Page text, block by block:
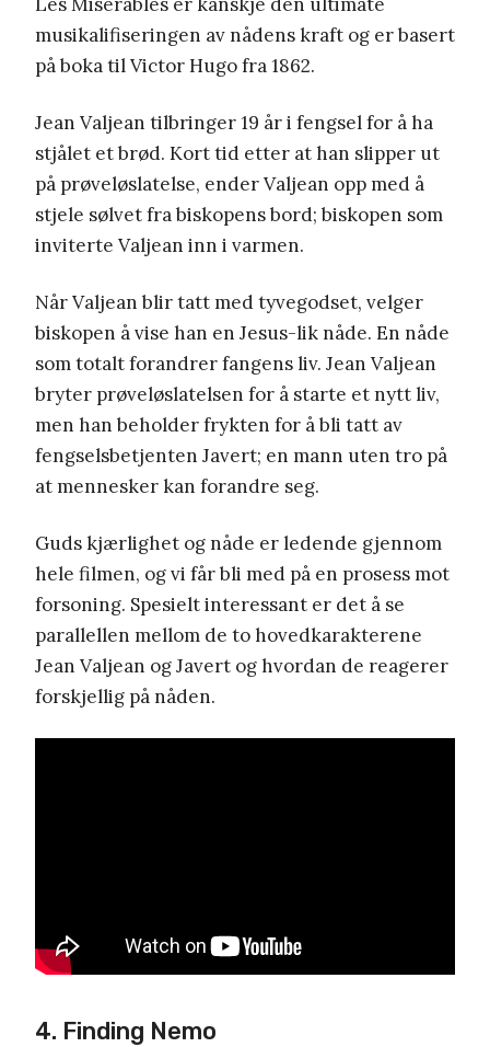
musikalifiseringen av nådens kraft og er basert
på boka til Victor Hugo fra 1862.
Jean Valjean tilbringer 19 år i fengsel for å ha
stjålet et brød. Kort tid etter at han slipper ut
på prøveløslatelse, ender Valjean opp med å
stjele sølvet fra biskopens bord; biskopen som
inviterte Valjean inn i varmen.
Når Valjean blir tatt med tyvegodset, velger
biskopen å vise han en Jesus-lik nåde. En nåde
som totalt forandrer fangens liv. Jean Valjean
bryter prøveløslatelsen for å starte et nytt liv,
men han beholder frykten for å bli tatt av
fengselsbetjenten Javert; en mann uten tro på
at mennesker kan forandre seg.
Guds kjærlighet og nåde er ledende gjennom
hele filmen, og vi får bli med på en prosess mot
forsoning. Spesielt interessant er det å se
parallellen mellom de to hovedkarakterene
Jean Valjean og Javert og hvordan de reagerer
forskjellig på nåden.
4. Finding Nemo